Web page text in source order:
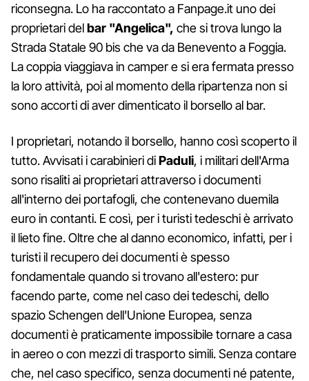
riconsegna. Lo ha raccontato a Fanpage.it uno dei
proprietari delbar "Angelica", che si trova lungo la
Strada Statale 90 bis che va da Benevento a Foggia.
La coppia viaggiava in camper e si era fermata presso
la loro attività, poi al momento della ripartenza non si
sono accorti di aver dimenticato il borsello al bar.
I proprietari, notando il borsello, hanno così scoperto il
tutto. Avvisati i carabinieri diPaduli, i militari dell'Arma
sono risaliti ai proprietari attraverso i documenti
all'interno dei portafogli, che contenevano duemila
euro in contanti. E così, per i turisti tedeschi è arrivato
il lieto fine. Oltre che al danno economico, infatti, per i
turisti il recupero dei documenti è spesso
fondamentale quando si trovano all'estero: pur
facendo parte, come nel caso dei tedeschi, dello
spazio Schengen dell'Unione Europea, senza
documenti è praticamente impossibile tornare a casa
in aereo o con mezzi di trasporto simili. Senza contare
che, nel caso specifico, senza documenti né patente,